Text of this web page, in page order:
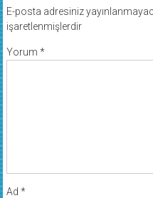
E-posta adresiniz
işaretlenmişlerdir
Yorum *
Ad *